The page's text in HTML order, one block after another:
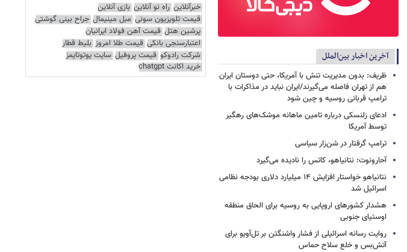
آخرین اخبار بین‌الملل
ظریف: بدون مدیریت تنش با آمریکا، حتی دوستان ایران
هم از تهران فاصله می‌گیرند/ایران نباید در مذاکرات با
ترامپ قربانی روسیه و چین شود
ادعای زلنسکی درباره تامین ماهانه موشک‌های رهگیر
توسط آمریکا
ترامپ گرفتار در شن‌زار سیاسی
آحارونوت: نتانیاهو، کاتس را نادیده می‌گیرد
نتانیاهو خواستار افزایش ۱۴ میلیارد دلاری بودجه نظامی
اسرائیل شد
هشدار کشورهای اروپایی به روسیه برای الحاق منطقه
اوستیای جنوبی
روایت رسانه اسرائیلی از فشار واشنگتن بر تل‌آویو برای
آتش‌بس و خلع سلاح حماس
خبرآنلاین راه نو آنلاین بازی آنلاین
قیمت تلویزیون سونی مبل مینیمال جراح بینی گوشتی
پرشین هتل قیمت آهن فولاد ایرانیان
اعتبارسنجی بانکی قیمت طلا امروز بلیط قطار
شرکت رادوکو قیمت پروفیل سایت یوتوتایمز
خرید اکانت chatgpt